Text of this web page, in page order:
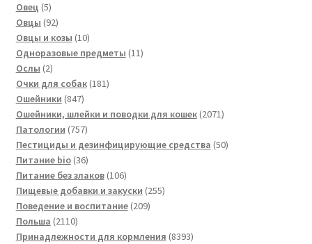
Овец 55
товаров
Овцы 9292
товара
Овцы и козы 1010
товаров
Одноразовые предметы 1111
Ослы 22
товара
Очки для собак 181181
Ошейники 847847
товаров
Ошейники, шлейки и поводки для кошек 20712071
Патологии 757757
товаров
Пестициды и дезинфицирующие средства 5050
Питание bio 3636
товаров
Питание без злаков 106106
товаров
Пищевые добавки и закуски 255255
Поведение и воспитание 209209
Польша 21102110
товаров
Принадлежности для кормления 83938393